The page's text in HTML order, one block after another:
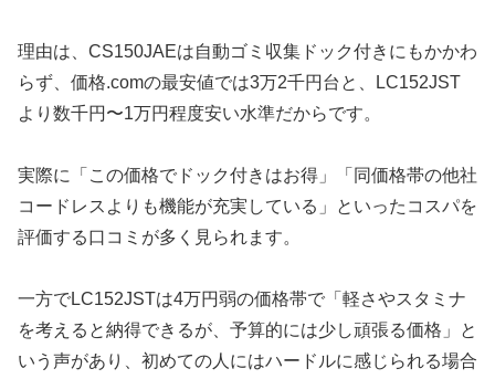
理由は、CS150JAEは自動ゴミ収集ドック付きにもかかわ
らず、価格.comの最安値では3万2千円台と、LC152JST
より数千円〜1万円程度安い水準だからです。
実際に「この価格でドック付きはお得」「同価格帯の他社
コードレスよりも機能が充実している」といったコスパを
評価する口コミが多く見られます。
一方でLC152JSTは4万円弱の価格帯で「軽さやスタミナ
を考えると納得できるが、予算的には少し頑張る価格」と
いう声があり、初めての人にはハードルに感じられる場合